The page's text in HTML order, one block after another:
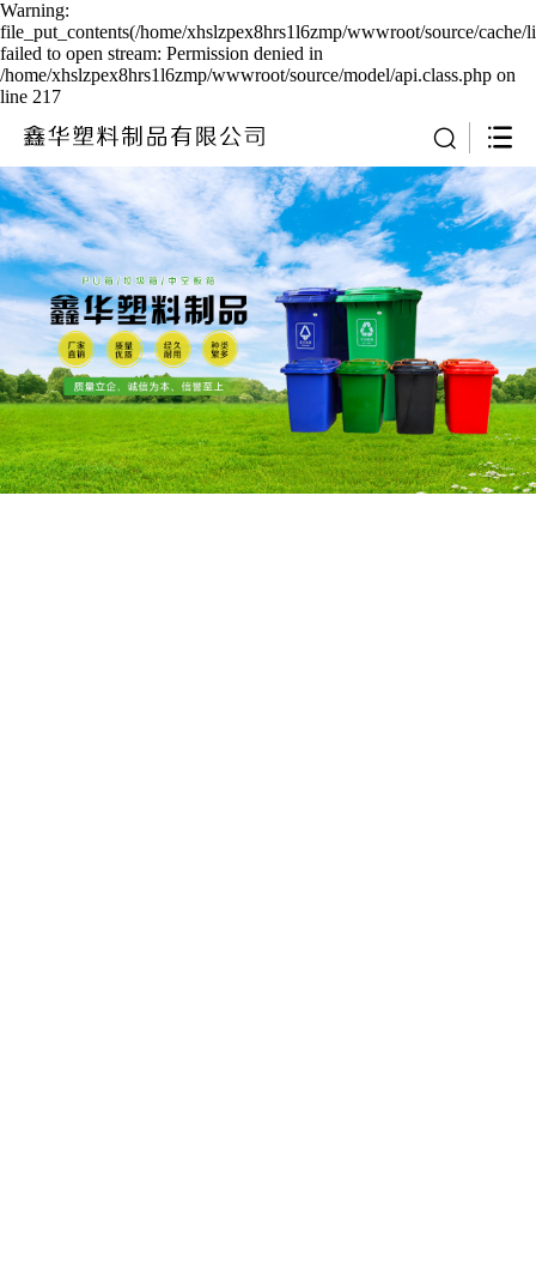
Warning:
file_put_contents(/home/xhslzpex8hrs1l6zmp/wwwroot/source/cache/
failed to open stream: Permission denied in
/home/xhslzpex8hrs1l6zmp/wwwroot/source/model/api.class.php on
line 217